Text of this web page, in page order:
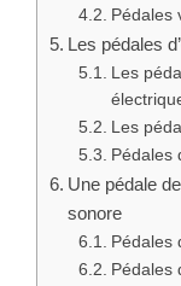
Pédales
Les pédales
Les
Les
Pédales
Une pédale
sonore
Pédales
Pédales